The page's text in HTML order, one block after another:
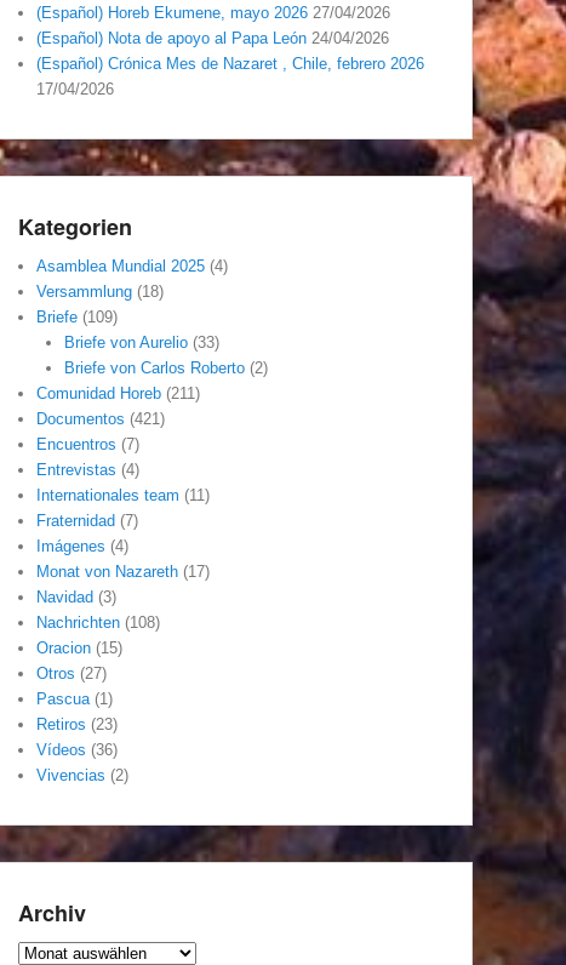
(Español) Horeb Ekumene, mayo 2026 27/04/2026
(Español) Nota de apoyo al Papa León 24/04/2026
(Español) Crónica Mes de Nazaret , Chile, febrero 2026
17/04/2026
Kategorien
Asamblea Mundial 2025 (4)
Versammlung (18)
Briefe (109)
Briefe von Aurelio(33)
Briefe von Carlos Roberto(2)
Comunidad Horeb (211)
Documentos (421)
Encuentros (7)
Entrevistas (4)
Internationales team (11)
Fraternidad (7)
Imágenes (4)
Monat von Nazareth (17)
Navidad (3)
Nachrichten (108)
Oracion (15)
Otros (27)
Pascua(1)
Retiros (23)
Vídeos (36)
Vivencias (2)
Archiv
Archiv